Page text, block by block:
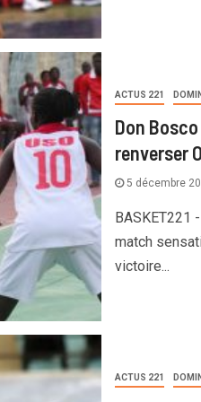
ACTUS 221
Don
renverser
5 décembre
BASKET221
match
victoire...
ACTUS 221